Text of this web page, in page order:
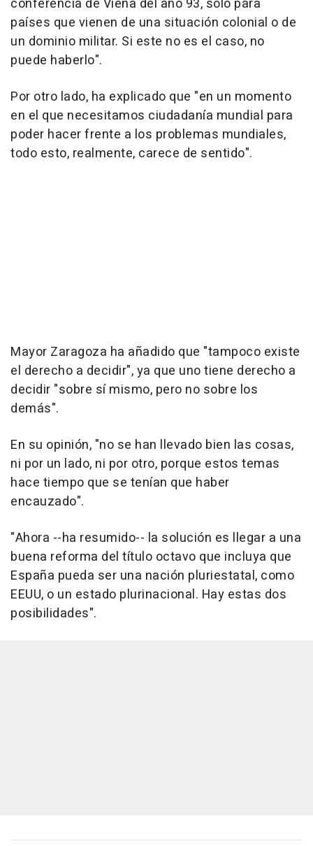
conferencia de Viena del año 93, solo para
países que vienen de una situación colonial o de
un dominio militar. Si este no es el caso, no
puede haberlo".
Por otro lado, ha explicado que "en un momento
en el que necesitamos ciudadanía mundial para
poder hacer frente a los problemas mundiales,
todo esto, realmente, carece de sentido".
Mayor Zaragoza ha añadido que "tampoco existe
el derecho a decidir", ya que uno tiene derecho a
decidir "sobre sí mismo, pero no sobre los
demás".
En su opinión, "no se han llevado bien las cosas,
ni por un lado, ni por otro, porque estos temas
hace tiempo que se tenían que haber
encauzado".
"Ahora --ha resumido-- la solución es llegar a una
buena reforma del título octavo que incluya que
España pueda ser una nación pluriestatal, como
EEUU, o un estado plurinacional. Hay estas dos
posibilidades".